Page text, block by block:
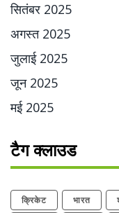
सितंबर 2025
अगस्त 2025
जुलाई 2025
जून 2025
मई 2025
टैग क्लाउड
क्रिकेट भारत